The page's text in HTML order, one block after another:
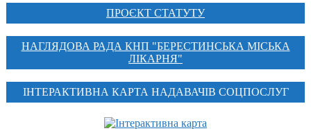
ПРОЄКТ СТАТУТУ
НАГЛЯДОВА РАДА КНП "БЕРЕСТИНСЬКА МІСЬКА
ЛІКАРНЯ"
ІНТЕРАКТИВНА КАРТА НАДАВАЧІВ СОЦПОСЛУГ